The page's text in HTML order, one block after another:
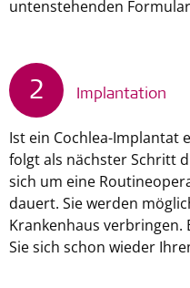
untenstehenden
2 Implantation
Ist ein Cochlea-Implantat
folgt als nächster Schritt
sich um eine
dauert. Sie werden
Krankenhaus verbringen.
Sie sich schon wieder